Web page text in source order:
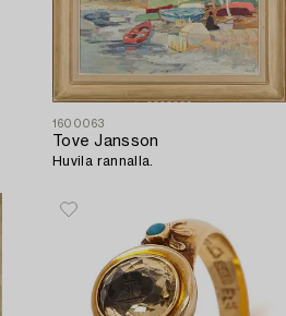
1600063
Tove Jansson
Huvila rannalla.